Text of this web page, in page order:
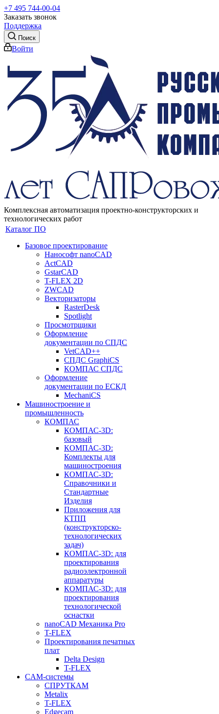
+7 495 744-00-04
Заказать звонок
Поддержка
Поиск
Войти
Комплексная автоматизация проектно-конструкторских и
технологических работ
Каталог ПО
Базовое проектирование
Нанософт nanoCAD
ActCAD
GstarCAD
T-FLEX 2D
ZWCAD
Векторизаторы
RasterDesk
Spotlight
Просмотрщики
Оформление
документации по СПДС
VetCAD++
СПДС GraphiCS
КОМПАС СПДС
Оформление
документации по ЕСКД
MechaniCS
Машиностроение и
промышленность
КОМПАС
КОМПАС-3D:
базовый
КОМПАС-3D:
Комплекты для
машиностроения
КОМПАС-3D:
Справочники и
Стандартные
Изделия
Приложения для
КТПП
(конструкторско-
технологических
задач)
КОМПАС-3D: для
проектирования
радиоэлектронной
аппаратуры
КОМПАС-3D: для
проектирования
технологической
оснастки
nanoCAD Механика Pro
T-FLEX
Проектирования печатных
плат
Delta Design
T-FLEX
CAM-системы
СПРУТКAM
Metalix
T-FLEX
Edgecam